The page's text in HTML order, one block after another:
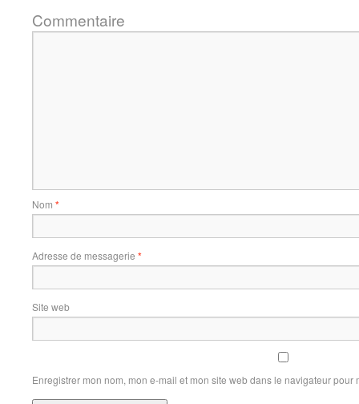
Commentaire
Nom *
Adresse de messagerie *
Site web
Enregistrer mon nom, mon e-mail et mon site web dans le navigateur pour